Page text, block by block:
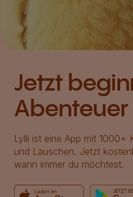
Jetzt
Abenteuer
Lylli ist eine App mit 1000+
und Lauschen. Jetzt
wann immer du möchtest.